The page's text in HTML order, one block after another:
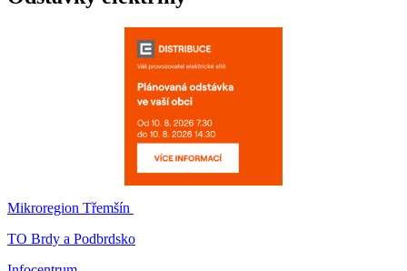
Mikroregion Třemšín
TO Brdy a Podbrdsko